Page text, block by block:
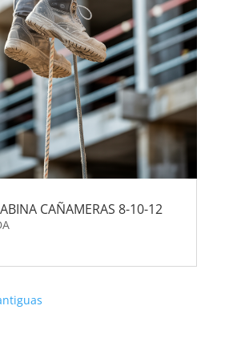
CAÑAMERAS 8-10-12